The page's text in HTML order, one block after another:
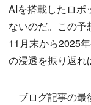
AIを搭載したロボ
ないのだ。この
11月末から2025
の浸透を振り返れ
ブログ記事の最